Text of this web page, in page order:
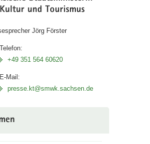
und Tourismus
Jörg Förster
Telefon:
+49 351 564 60620
E-Mail:
presse.kt@smwk.sachsen.de